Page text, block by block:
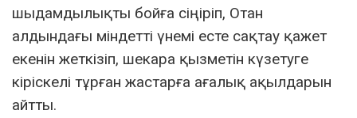
шыдамдылықты бойға сіңіріп, Отан
алдындағы міндетті үнемі есте сақтау қажет
екенін жеткізіп, шекара қызметін күзетуге
кіріскелі тұрған жастарға ағалық ақылдарын
айтты.